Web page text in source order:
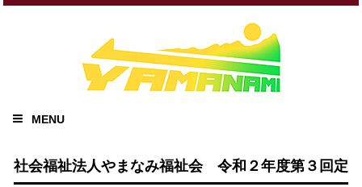
MENU
社会福祉法人やまなみ福祉会 令和２年度第３回定